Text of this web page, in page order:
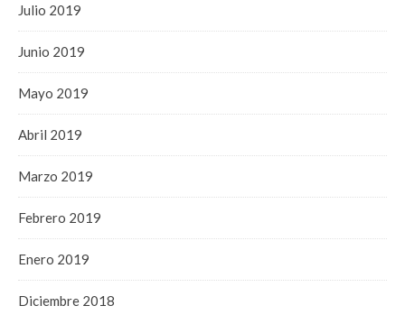
Julio 2019
Junio 2019
Mayo 2019
Abril 2019
Marzo 2019
Febrero 2019
Enero 2019
Diciembre 2018